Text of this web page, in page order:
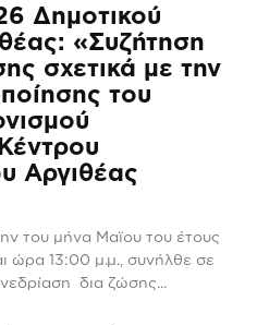
Δημοτικού
«Συζήτηση
σχετικά με την
του
Αργιθέας
του μήνα Μαϊου του έτους
ώρα 13:00 μ.μ., συνήλθε σε
δια ζώσης...